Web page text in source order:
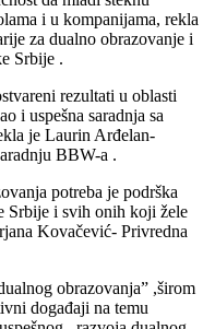
i u kompanijama, rekla
za dualno obrazovanje i
Srbije .
rezultati u oblasti
i uspešna saradnja sa
je Laurin Arđelan-
BBW-a .
potreba je podrška
Srbijе i svih onih koji žеlе
Kovačević- Privredna
obrazovanja” ,širom
događaji na temu